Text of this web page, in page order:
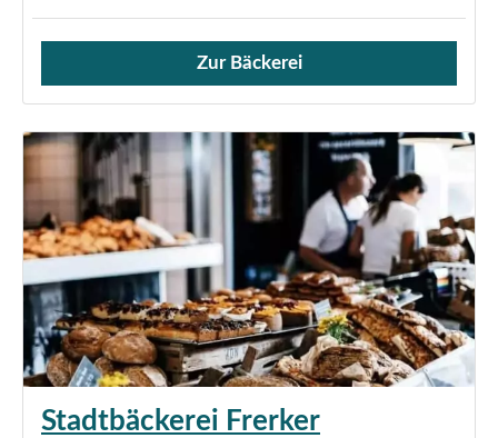
Verkauf von Brötchen,
Zur Bäckerei
Stadtbäckerei Frerker